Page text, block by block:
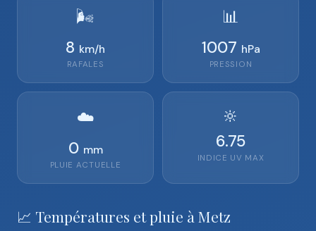
🌬️
8 km/h
RAFALES
📊
1007 hPa
PRESSION
☁️
0 mm
PLUIE ACTUELLE
🔆
6.75
INDICE UV MAX
📈 Températures et pluie à Metz